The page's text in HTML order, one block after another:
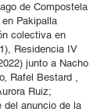
de Compostela
Pakipalla
colectiva en
Residencia IV
junto a Nacho
Rafel Bestard ,
Ruiz;
del anuncio de la